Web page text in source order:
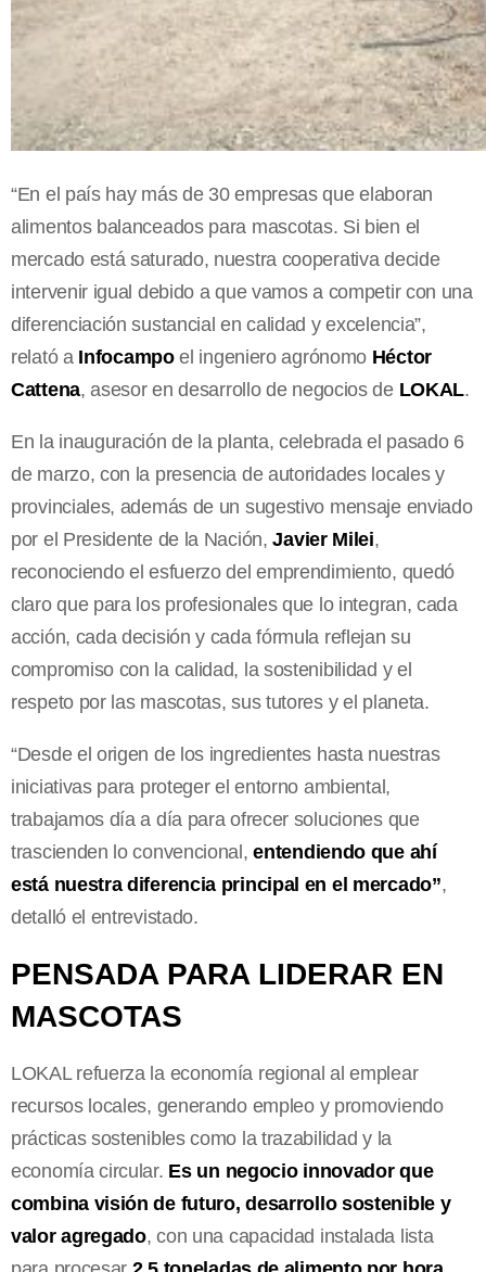
“En el país hay más de 30 empresas que elaboran
alimentos balanceados para mascotas. Si bien el
mercado está saturado, nuestra cooperativa decide
intervenir igual debido a que vamos a competir con una
diferenciación sustancial en calidad y excelencia”,
relató a Infocampoel ingeniero agrónomo Héctor
Cattena, asesor en desarrollo de negocios de LOKAL.
En la inauguración de la planta, celebrada el pasado 6
de marzo, con la presencia de autoridades locales y
provinciales, además de un sugestivo mensaje enviado
por el Presidente de la Nación,Javier Milei,
reconociendo el esfuerzo del emprendimiento, quedó
claro que para los profesionales que lo integran, cada
acción, cada decisión y cada fórmula reflejan su
compromiso con la calidad, la sostenibilidad y el
respeto por las mascotas, sus tutores y el planeta.
“Desde el origen de los ingredientes hasta nuestras
iniciativas para proteger el entorno ambiental,
trabajamos día a día para ofrecer soluciones que
trascienden lo convencional, entendiendo que ahí
está nuestra diferencia principal en el mercado”,
detalló el entrevistado.
PENSADA PARA LIDERAR EN
MASCOTAS
LOKAL refuerza la economía regional al emplear
recursos locales, generando empleo y promoviendo
prácticas sostenibles como la trazabilidad y la
economía circular. Es un negocio innovador que
combina visión de futuro, desarrollo sostenible y
valor agregado, con una capacidad instalada lista